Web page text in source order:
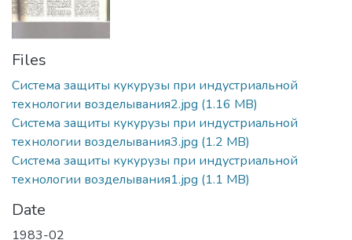
Files
Система защиты кукурузы при индустриальной
технологии возделывания2.jpg (1.16 MB)
Система защиты кукурузы при индустриальной
технологии возделывания3.jpg (1.2 MB)
Система защиты кукурузы при индустриальной
технологии возделывания1.jpg (1.1 MB)
Date
1983-02